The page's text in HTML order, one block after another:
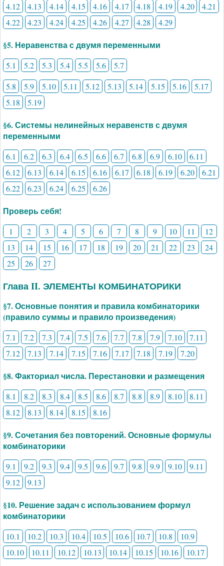
4.12
4.13 4.14 4.15 4.16 4.17 4.18 4.19 4.20
4.21
4.22
4.23 4.24 4.25 4.26 4.27 4.28 4.29
§5. Неравенства с двумя переменными
5.1 5.2 5.3 5.4 5.5 5.6
5.7
5.8
5.9 5.10 5.11 5.12 5.13 5.14 5.15 5.16
5.17
5.18
5.19
§6. Системы нелинейных неравенств с двумя
переменными
6.1 6.2 6.3 6.4 6.5 6.6 6.7 6.8 6.9 6.10
6.11
6.12
6.13 6.14 6.15 6.16 6.17 6.18 6.19 6.20
6.21
6.22
6.23 6.24 6.25 6.26
Проверь себя!
1 2 3 4 5 6 7 8 9 10 11
12
13
14 15 16 17 18 19 20 21 22 23
24
25
26 27
Глава II. ЭЛЕМЕНТЫ КОМБИНАТОРИКИ
§7. Основные понятия и правила комбинаторики
(правило суммы и правило произведения)
7.1 7.2 7.3 7.4 7.5 7.6 7.7 7.8 7.9 7.10
7.11
7.12
7.13 7.14 7.15 7.16 7.17 7.18 7.19 7.20
§8. Факториал числа. Перестановки и размещения
8.1 8.2 8.3 8.4 8.5 8.6 8.7 8.8 8.9 8.10
8.11
8.12
8.13 8.14 8.15 8.16
§9. Сочетания без повторений. Основные формулы
комбинаторики
9.1 9.2 9.3 9.4 9.5 9.6 9.7 9.8 9.9 9.10
9.11
9.12
9.13
§10. Решение задач с использованием формул
комбинаторики
10.1 10.2 10.3 10.4 10.5 10.6 10.7 10.8
10.9
10.10
10.11 10.12 10.13 10.14 10.15 10.16 10.17